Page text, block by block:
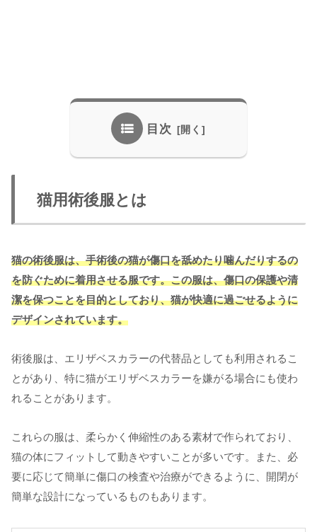
目次
猫用術後服とは
猫の術後服は、手術後の猫が傷口を舐めたり噛んだりするの
を防ぐために着用させる服です。この服は、傷口の保護や清
潔を保つことを目的としており、猫が快適に過ごせるように
デザインされています。
術後服は、エリザベスカラーの代替品としても利用されるこ
とがあり、特に猫がエリザベスカラーを嫌がる場合にも使わ
れることがあります。
これらの服は、柔らかく伸縮性のある素材で作られており、
猫の体にフィットして動きやすいことが多いです。また、必
要に応じて簡単に傷口の検査や治療ができるように、開閉が
簡単な設計になっているものもあります。